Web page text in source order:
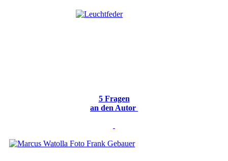
5 Fragen
an den Autor